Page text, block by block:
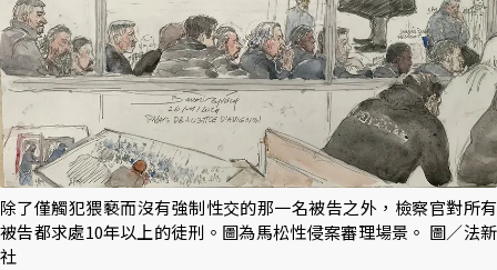
除了僅觸犯猥褻而沒有強制性交的那一名被告之外，檢察官對所有
被告都求處10年以上的徒刑。圖為馬松性侵案審理場景。 圖／法新
社